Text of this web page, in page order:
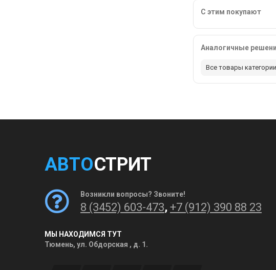
С этим покупают
Аналогичные
Все товары
АВТОСТРИТ
Возникли вопросы? Звоните!
8 (3452) 603-473, +7 (912) 390 88 23
МЫ НАХОДИМСЯ ТУТ
Тюмень, ул. Обдорская , д. 1.